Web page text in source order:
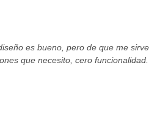
es bueno, pero de que me sirve
que necesito, cero funcionalidad.